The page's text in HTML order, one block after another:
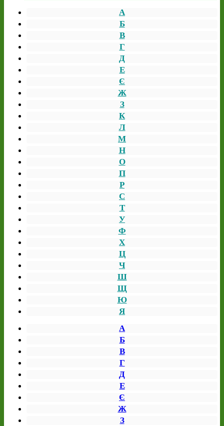
А
Б
В
Г
Д
Е
Є
Ж
З
К
Л
М
Н
О
П
Р
С
Т
У
Ф
Х
Ц
Ч
Ш
Щ
Ю
Я
А
Б
В
Г
Д
Е
Є
Ж
З